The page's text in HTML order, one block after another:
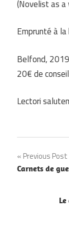
(Novelist as a
Emprunté à
Belfond,
20€ de
Lectori
de
l’article
Previous Post
Carnets de